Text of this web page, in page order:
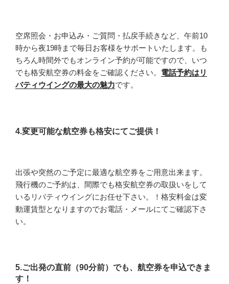
空席照会・お申込み・ご質問・払戻手続きなど、午前10
時から夜19時まで毎日お客様をサポートいたします。も
ちろん時間外でもオンライン予約が可能ですので、いつ
でも格安航空券の料金をご確認ください。 電話予約はリ
バティウイングの最大の魅力です。
4.変更可能な航空券も格安にてご提供！
出張や突然のご予定に最適な航空券をご用意出来ます。
飛行機のご予約は、間際でも格安航空券の取扱いをして
いるリバティウイングにお任せ下さい。！格安料金は変
動運賃型となりますのでお電話・メールにてご確認下さ
い。
5.ご出発の直前（90分前）でも、航空券を申込できま
す！